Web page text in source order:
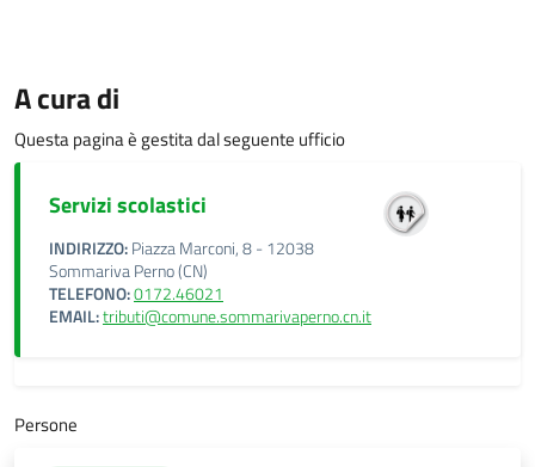
A cura di
Questa pagina è gestita dal seguente ufficio
Servizi scolastici
INDIRIZZO:Piazza Marconi, 8 - 12038
Sommariva Perno (CN)
TELEFONO:0172.46021
EMAIL:tributi@comune.sommarivaperno.cn.it
Persone